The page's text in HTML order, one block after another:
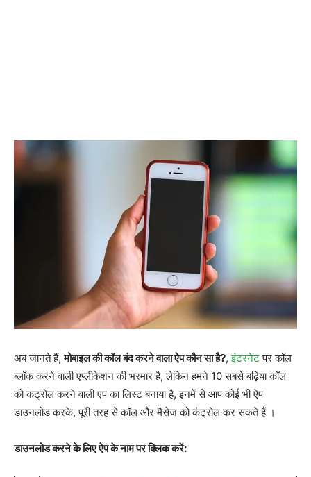
अब जानते हैं,मोबाइल की कॉल बंद करने वाला ऐप कौन सा है?,इंटरनेटपर कॉल
ब्लॉक करने वाली एप्लीकेशन की भरमार है, लेकिन हमने 10 सबसे बढ़िया कॉल
को कंट्रोल करने वाली एप का लिस्ट बनाया है, इनमें से आप कोई भी ऐप
डाउनलोड करके, पूरी तरह से कॉल और मैसेज को कंट्रोल कर सकते हैं ।
डाउनलोड करने के लिए ऐप के नाम पर क्लिक करें: